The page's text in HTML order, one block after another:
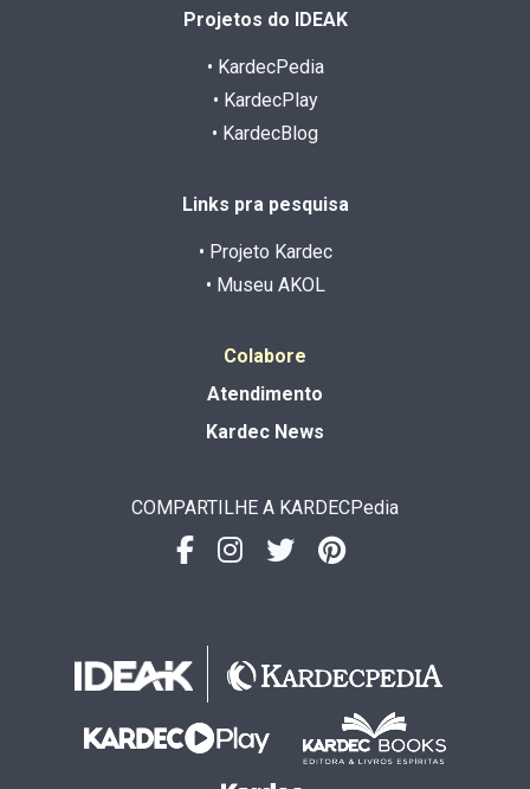
Projetos do IDEAK
• KardecPedia
• KardecPlay
• KardecBlog
Links pra pesquisa
• Projeto Kardec
• Museu AKOL
Colabore
Atendimento
Kardec News
COMPARTILHE A KARDECPedia